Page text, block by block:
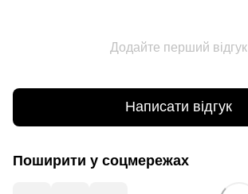
Додайте перший відгук
Написати відгук
Поширити у соцмережах